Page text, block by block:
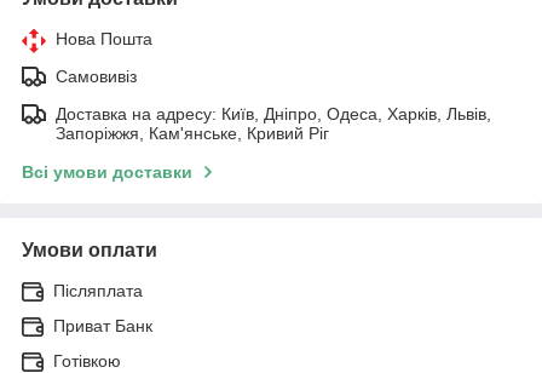
Нова Пошта
Самовивіз
Доставка на адресу: Київ, Дніпро, Одеса, Харків, Львів,
Запоріжжя, Кам'янське, Кривий Ріг
Всі умови доставки
Умови оплати
Післяплата
Приват Банк
Готівкою